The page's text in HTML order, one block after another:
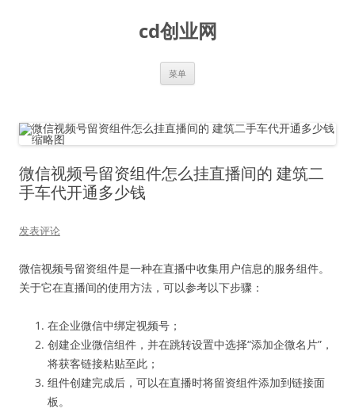
cd创业网
菜单
微信视频号留资组件怎么挂直播间的 建筑二
手车代开通多少钱
发表评论
微信视频号留资组件是一种在直播中收集用户信息的服务组件。
关于它在直播间的使用方法，可以参考以下步骤：
在企业微信中绑定视频号；
创建企业微信组件，并在跳转设置中选择“添加企微名片”，
将获客链接粘贴至此；
组件创建完成后，可以在直播时将留资组件添加到链接面
板。